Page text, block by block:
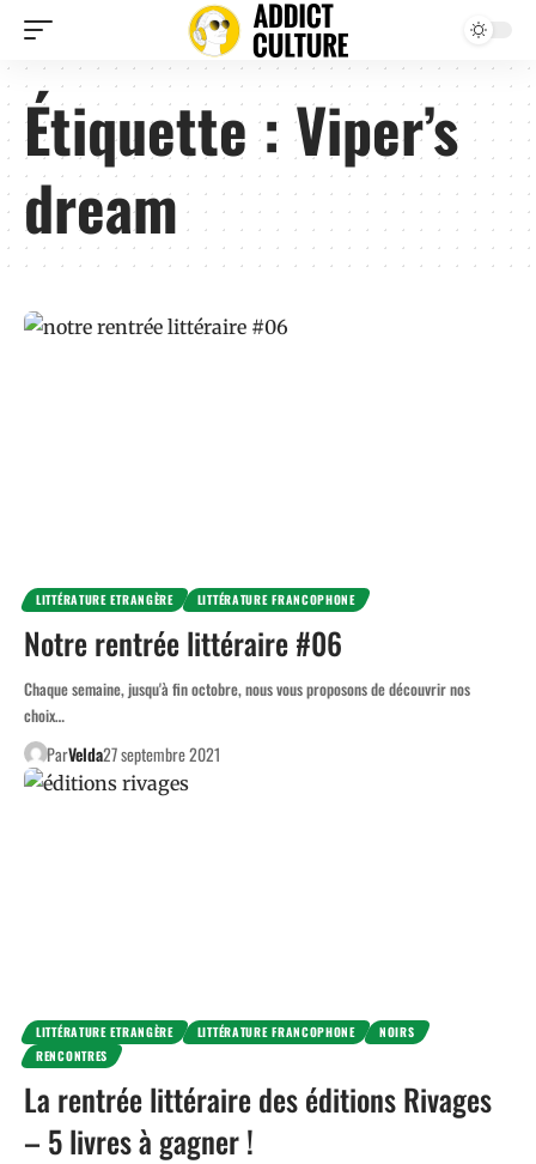
Étiquette :Viper’s
dream
LITTÉRATURE ETRANGÈRE LITTÉRATURE FRANCOPHONE
Notre rentrée littéraire #06
Chaque semaine, jusqu'à fin octobre, nous vous proposons de découvrir nos
choix…
ParVelda27 septembre 2021
LITTÉRATURE ETRANGÈRE LITTÉRATURE FRANCOPHONE
NOIRS
RENCONTRES
La rentrée littéraire des éditions Rivages
– 5 livres à gagner !